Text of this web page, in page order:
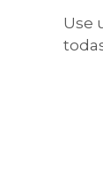
Use